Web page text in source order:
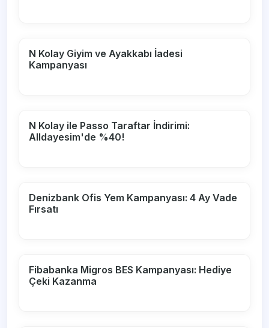
N Kolay Giyim ve Ayakkabı İadesi
Kampanyası
N Kolay ile Passo Taraftar İndirimi:
Alldayesim'de %40!
Denizbank Ofis Yem Kampanyası: 4 Ay Vade
Fırsatı
Fibabanka Migros BES Kampanyası: Hediye
Çeki Kazanma